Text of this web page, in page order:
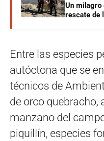
Un milagro
rescate de
Entre las especies
autóctona que se
técnicos de
de orco quebracho,
manzano del
piquillín, especies